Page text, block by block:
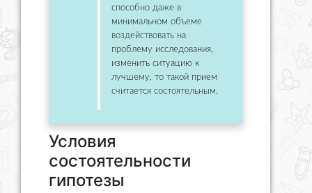
способно даже в
минимальном объеме
воздействовать на
проблему исследования,
изменить ситуацию к
лучшему, то такой прием
считается состоятельным.
Условия
состоятельности
гипотезы